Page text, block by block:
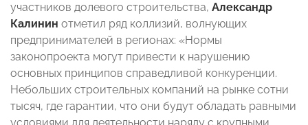
участников долевого строительства, Александр
Калинин отметил ряд коллизий, волнующих
предпринимателей в регионах: «Нормы
законопроекта могут привести к нарушению
основных принципов справедливой конкуренции.
Небольших строительных компаний на рынке сотни
тысяч, где гарантии, что они будут обладать равными